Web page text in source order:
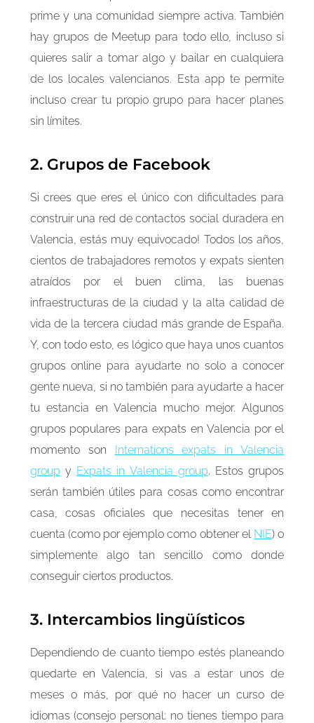
prime y una comunidad siempre activa. También
hay grupos de Meetup para todo ello, incluso si
quieres salir a tomar algo y bailar en cualquiera
de los locales valencianos. Esta app te permite
incluso crear tu propio grupo para hacer planes
sin límites.
2. Grupos de Facebook
Si crees que eres el único con dificultades para
construir una red de contactos social duradera en
Valencia, estás muy equivocado! Todos los años,
cientos de trabajadores remotos y expats sienten
atraídos por el buen clima, las buenas
infraestructuras de la ciudad y la alta calidad de
vida de la tercera ciudad más grande de España.
Y, con todo esto, es lógico que haya unos cuantos
grupos online para ayudarte no solo a conocer
gente nueva, si no también para ayudarte a hacer
tu estancia en Valencia mucho mejor. Algunos
grupos populares para expats en Valencia por el
momento son Internations expats in Valencia
group y Expats in Valencia group. Estos grupos
serán también útiles para cosas como encontrar
casa, cosas oficiales que necesitas tener en
cuenta (como por ejemplo como obtener el NIE) o
simplemente algo tan sencillo como donde
conseguir ciertos productos.
3. Intercambios lingüísticos
Dependiendo de cuanto tiempo estés planeando
quedarte en Valencia, si vas a estar unos de
meses o más, por qué no hacer un curso de
idiomas (consejo personal: no tienes tiempo para